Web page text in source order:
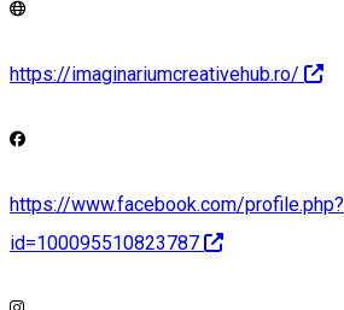
https://imaginariumcreativehub.ro/
https://www.facebook.com/profile.php?
id=100095510823787